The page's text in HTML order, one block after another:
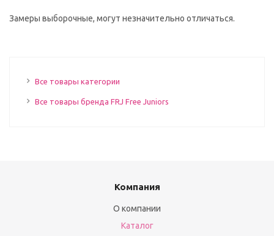
Замеры выборочные, могут незначительно отличаться.
Все товары категории
Все товары бренда FRJ Free Juniors
Компания
О компании
Каталог